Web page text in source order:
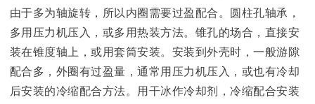
由于多为轴旋转，所以内圈需要过盈配合。圆柱孔轴承，
多用压力机压入，或多用热装方法。锥孔的场合，直接安
装在锥度轴上，或用套筒安装。安装到外壳时，一般游隙
配合多，外圈有过盈量，通常用压力机压入，或也有冷却
后安装的冷缩配合方法。用干冰作冷却剂，冷缩配合安装